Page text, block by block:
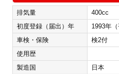
排気量 400cc
初度登録（届出）年
1993年（
車検・保険
検2付
使用歴
製造国
日本